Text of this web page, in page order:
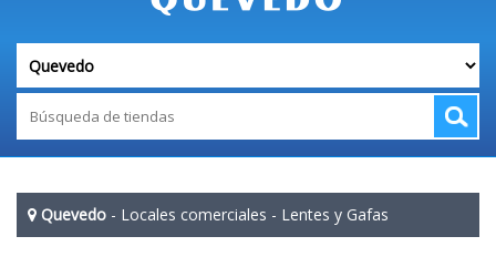
Quevedo - Locales comerciales - Lentes y Gafas